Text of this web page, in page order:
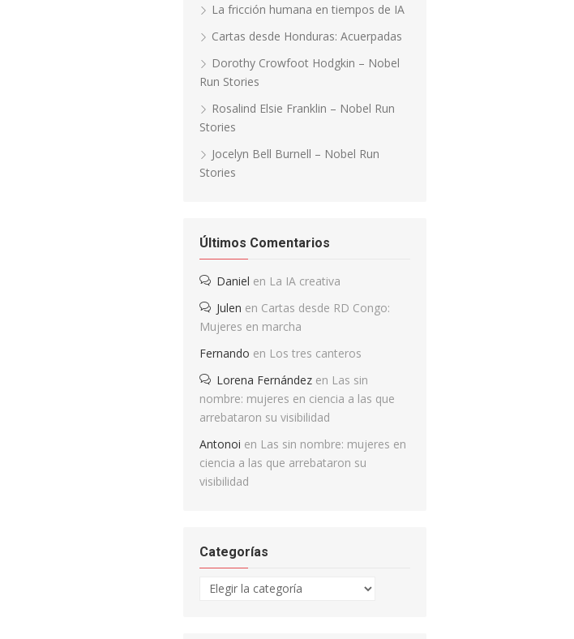
La fricción humana en tiempos de IA
Cartas desde Honduras: Acuerpadas
Dorothy Crowfoot Hodgkin – Nobel
Run Stories
Rosalind Elsie Franklin – Nobel Run
Stories
Jocelyn Bell Burnell – Nobel Run
Stories
Últimos Comentarios
Daniel en La IA creativa
Julen en Cartas desde RD Congo:
Mujeres en marcha
Fernando en Los tres canteros
Lorena Fernández en Las sin
nombre: mujeres en ciencia a las que
arrebataron su visibilidad
Antonoi en Las sin nombre: mujeres en
ciencia a las que arrebataron su
visibilidad
Categorías
Categorías